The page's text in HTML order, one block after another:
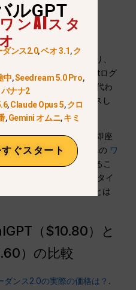
して機能することにより、
す。ビデオ用のWeChatログ
カウントを使い分ける代わ
ッシュボードにアクセスし
ーが報告された場合、即座
ロンプトを切り替える への ワ
インターフェイスを離れるこ
のプロバイダーのダウンタイ
ジェクトが停滞することは
（$10.80）と
）の比較
ダンス2.0の実際の価格は？ .
ルGPT
ンAIスタ
ダンス2.0,ベオ 3.1,ク
中,Seedream 5.0 Pro,
ナナ2
,Claude Opus 5,クロ
,Gemini オムニ,キミ
ぐスタート